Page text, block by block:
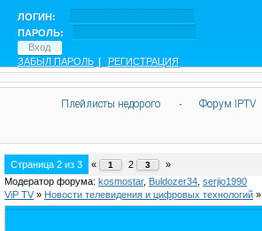
ЛОГИН:
ПАРОЛЬ:
ЗАБЫЛ ПАРОЛЬ | РЕГИСТРАЦИЯ
Плейлисты недорого · Форум IPTV
Страница 2 из 3 « 1 2 3
»
Модератор форума: kosmostar, Buldozer34 serjio1990
ViP TV » Новости телевидения и цифровых технологий »